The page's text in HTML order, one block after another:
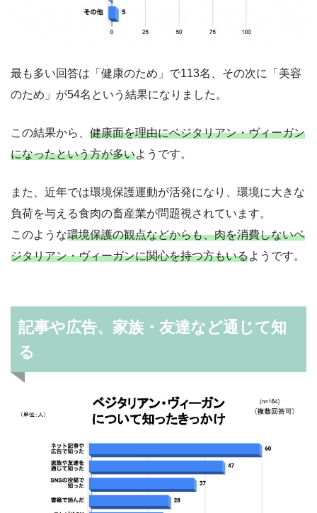
最も多い回答は「健康のため」で113名、その次に「美容
のため」が54名という結果になりました。
この結果から、 健康面を理由にベジタリアン・ヴィーガン
になったという方が多いようです。
また、近年では環境保護運動が活発になり、環境に大きな
負荷を与える食肉の畜産業が問題視されています。
このような環境保護の観点などからも、肉を消費しないベ
ジタリアン・ヴィーガンに関心を持つ方もいるようです。
記事や広告、家族・友達など通じて知
る